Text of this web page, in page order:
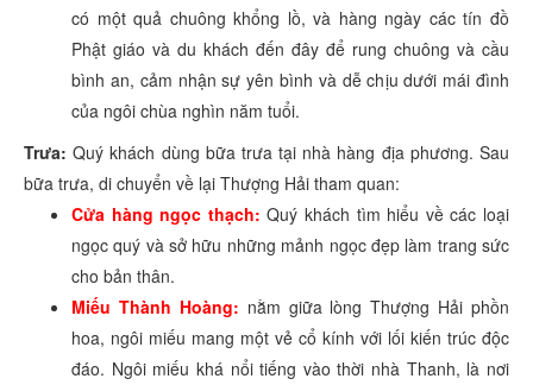
có một quả chuông khổng lồ, và hàng ngày các tín đồ
Phật giáo và du khách đến đây để rung chuông và cầu
bình an, cảm nhận sự yên bình và dễ chịu dưới mái đình
của ngôi chùa nghìn năm tuổi.
Trưa: Quý khách dùng bữa trưa tại nhà hàng địa phương. Sau
bữa trưa, di chuyển về lại Thượng Hải tham quan:
Cửa hàng ngọc thạch: Quý khách tìm hiểu về các loại
ngọc quý và sở hữu những mảnh ngọc đẹp làm trang sức
cho bản thân.
Miếu Thành Hoàng: nằm giữa lòng Thượng Hải phồn
hoa, ngôi miếu mang một vẻ cổ kính với lối kiến trúc độc
đáo. Ngôi miếu khá nổi tiếng vào thời nhà Thanh, là nơi